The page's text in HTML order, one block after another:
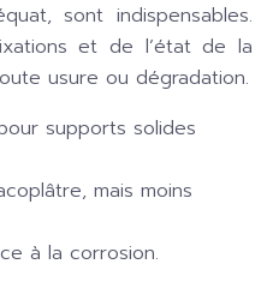
sont indispensables.
et de l’état de la
usure ou dégradation.
supports solides
mais moins
à la corrosion.